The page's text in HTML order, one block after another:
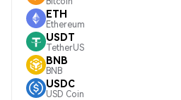
ETH
Ethereum
USDT
TetherUS
BNB
BNB
USDC
USD Coin